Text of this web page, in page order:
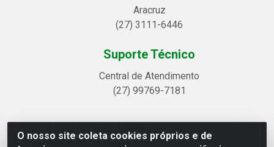
O nosso site coleta cookies próprios e de
Aracruz
(27) 3111-6446
Suporte Técnico
Central de Atendimento
(27) 99769-7181
Linhavix Distribuidora LTDA - Avenida Alegre, 2521 -